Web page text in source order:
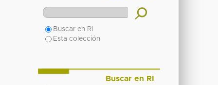
Buscar en RI
Esta colección
Buscar en RI